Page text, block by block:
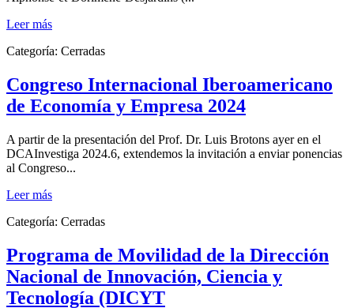
Leer más
Categoría: Cerradas
Congreso Internacional Iberoamericano
de Economía y Empresa 2024
A partir de la presentación del Prof. Dr. Luis Brotons ayer en el
DCAInvestiga 2024.6, extendemos la invitación a enviar ponencias
al Congreso...
Leer más
Categoría: Cerradas
Programa de Movilidad de la Dirección
Nacional de Innovación, Ciencia y
Tecnología (DICYT